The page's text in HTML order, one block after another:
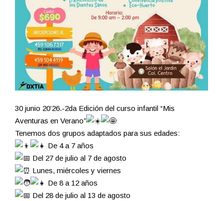
30 junio 20’26.-2da Edición del curso infantil “Mis
Aventuras en Verano”
Tenemos dos grupos adaptados para sus edades:
De 4 a 7 años
Del 27 de julio al 7 de agosto
Lunes, miércoles y viernes
De 8 a 12 años
Del 28 de julio al 13 de agosto